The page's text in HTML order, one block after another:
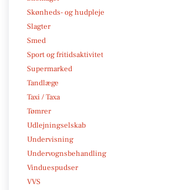
Skønheds- og hudpleje
Slagter
Smed
Sport og fritidsaktivitet
Supermarked
Tandlæge
Taxi / Taxa
Tømrer
Udlejningselskab
Undervisning
Undervognsbehandling
Vinduespudser
VVS